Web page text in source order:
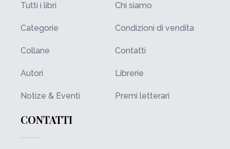
Tutti i libri
Categorie
Collane
Autori
Notize & Eventi
Chi siamo
Condizioni di vendita
Contatti
Librerie
Premi letterari
CONTATTI